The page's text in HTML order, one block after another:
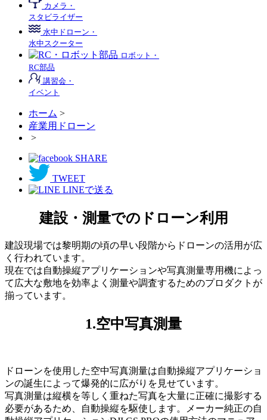
カメラ・
スタビライザー
水中ドローン・
水中スクーター
ロボット・
RC部品
講習会・
イベント
ホーム >
産業用ドローン
>
SHARE
TWEET
LINEで送る
建設・測量でのドローン利用
建設現場では黎明期の頃の早い段階からドローンの活用が広
く行われています。
現在では自動操縦アプリケーションや写真測量専用機によっ
て広大な敷地を効率よく測量や調査するためのプロダクトが
揃っています。
1.空中写真測量
ドローンを使用した空中写真測量は自動操縦アプリケーショ
ンの誕生によって爆発的に広がりを見せています。
写真測量は縦横を等しく重ねた写真を大量に正確に撮影する
必要があるため、自動操縦を駆使します。メーカー純正の自